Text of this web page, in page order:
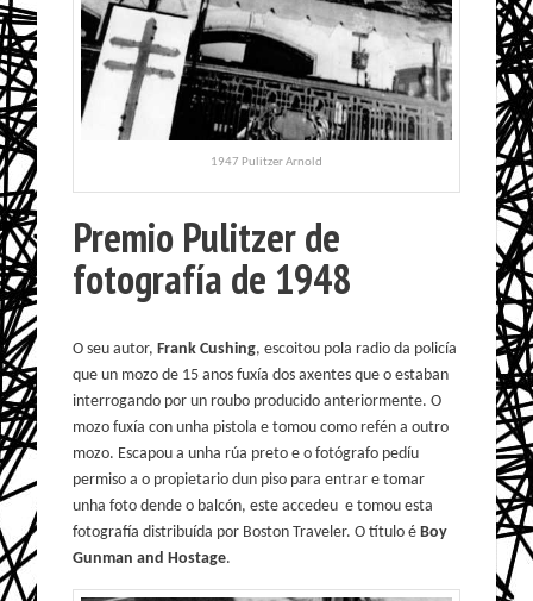
1947 Pulitzer Arnold
Premio Pulitzer de
fotografía de 1948
O seu autor, Frank Cushing, escoitou pola radio da policía
que un mozo de 15 anos fuxía dos axentes que o estaban
interrogando por un roubo producido anteriormente. O
mozo fuxía con unha pistola e tomou como refén a outro
mozo. Escapou a unha rúa preto e o fotógrafo pedíu
permiso a o propietario dun piso para entrar e tomar
unha foto dende o balcón, este accedeu e tomou esta
fotografía distribuída por Boston Traveler. O título é Boy
Gunman and Hostage.